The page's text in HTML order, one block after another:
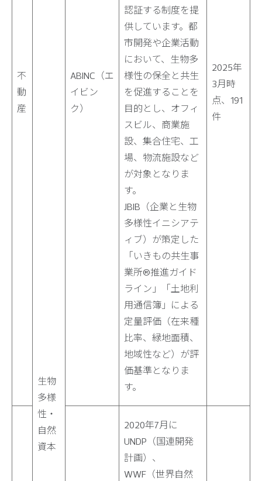
不
動
産
生物
多様
性・
自然
資本
ABINC（エ
イビン
ク）
認証する制度を提
供しています。都
市開発や企業活動
において、生物多
様性の保全と共生
を促進することを
目的とし、オフィ
スビル、商業施
設、集合住宅、工
場、物流施設など
が対象となりま
す。
JBIB（企業と生物
多様性イニシアテ
ィブ）が策定した
「いきもの共生事
業所®推進ガイド
ライン」「土地利
用通信簿」による
定量評価（在来種
比率、緑地面積、
地域性など）が評
価基準となりま
す。
2025年
3月時
点、191
件
2020年7月に
UNDP（国連開発
計画）、
WWF（世界自然